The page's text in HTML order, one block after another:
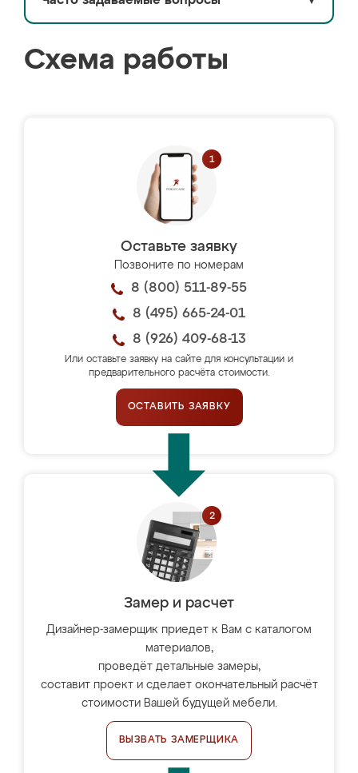
Схема работы
Оставьте заявку
Позвоните по номерам
8 (800) 511-89-55
8 (495) 665-24-01
8 (926) 409-68-13
Или оставьте заявку на сайте для консультации и
предварительного расчёта стоимости.
ОСТАВИТЬ ЗАЯВКУ
Замер и расчет
Дизайнер-замерщик приедет к Вам с каталогом
материалов,
проведёт детальные замеры,
составит проект и сделает окончательный расчёт
стоимости Вашей будущей мебели.
ВЫЗВАТЬ ЗАМЕРЩИКА